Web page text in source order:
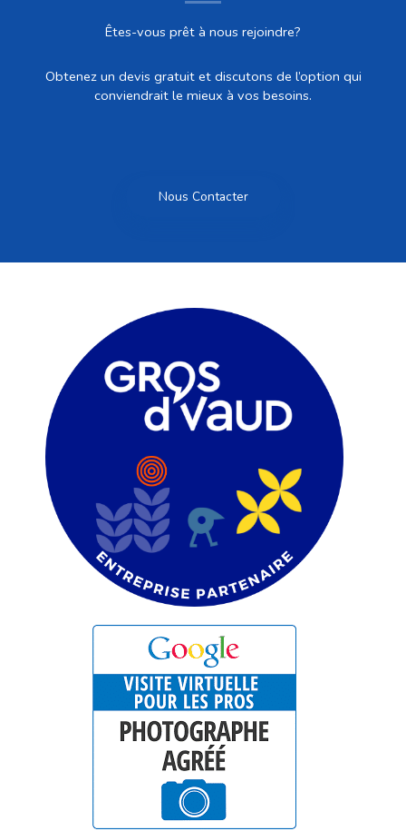
Êtes-vous prêt à nous rejoindre?
Obtenez un devis gratuit et discutons de l’option qui
conviendrait le mieux à vos besoins.
Nous Contacter